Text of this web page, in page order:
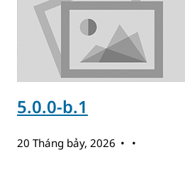
5.0.0-b.1
20 Tháng bảy, 2026